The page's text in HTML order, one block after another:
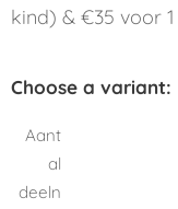
kind) & €35 voor
Choose a variant:
Aant
al
deeln